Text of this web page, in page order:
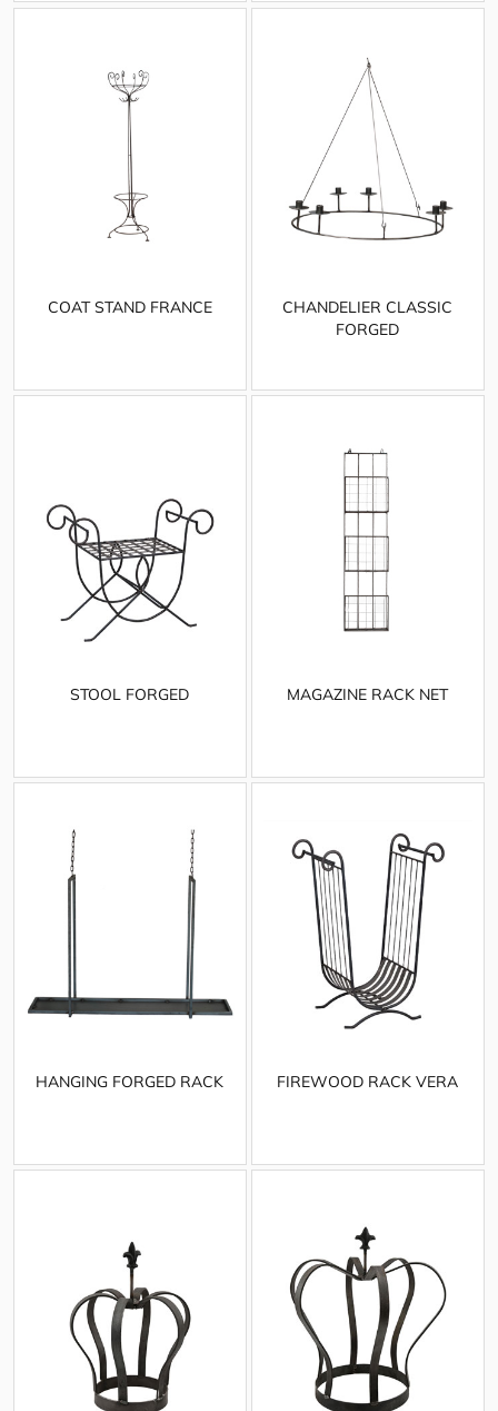
COAT STAND FRANCE
CHANDELIER CLASSIC
FORGED
STOOL FORGED MAGAZINE RACK NET
HANGING FORGED RACK FIREWOOD RACK VERA